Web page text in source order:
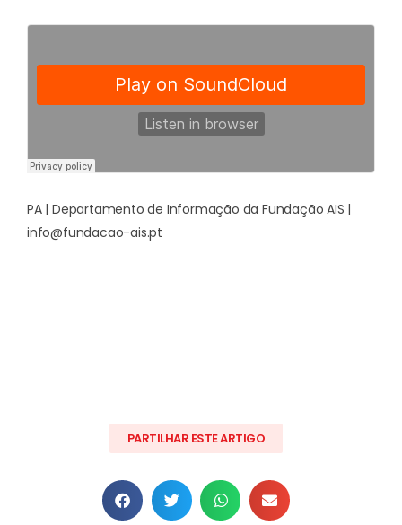
PA | Departamento de Informação da Fundação AIS |
info@fundacao-ais.pt
PARTILHAR ESTE ARTIGO